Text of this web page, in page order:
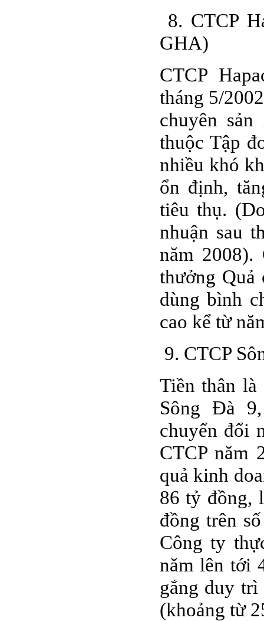
8. CTCP
GHA)
CTCP
tháng 5/
chuyên
thuộc Tập
nhiều khó
ổn định,
tiêu thụ.
nhuận sau
năm
thưởng Quả
dùng bình
cao kể từ
9. CTCP
Tiền thân
Sông Đà
chuyển đổi
CTCP năm
quả kinh
86 tỷ đồng,
đồng trên
Công ty
năm lên tới
gắng duy
(khoảng từ